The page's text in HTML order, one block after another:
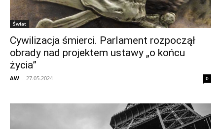
Świat
Cywilizacja śmierci. Parlament rozpoczął
obrady nad projektem ustawy „o końcu
życia”
AW - 27.05.2024 0